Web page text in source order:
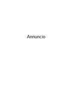
Annuncio